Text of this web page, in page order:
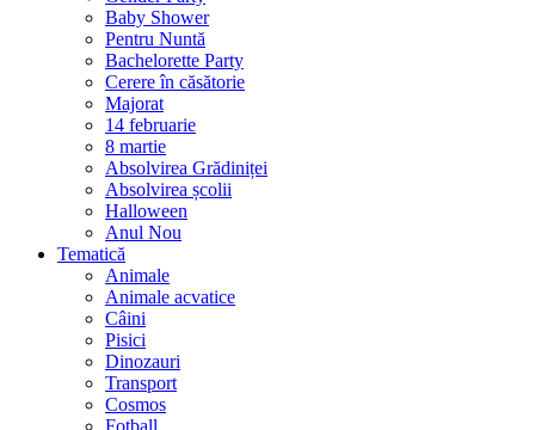
Baby Shower
Pentru Nuntă
Bachelorette Party
Cerere în căsătorie
Majorat
14 februarie
8 martie
Absolvirea Grădiniței
Absolvirea școlii
Halloween
Anul Nou
Tematică
Animale
Animale acvatice
Câini
Pisici
Dinozauri
Transport
Cosmos
Fotball